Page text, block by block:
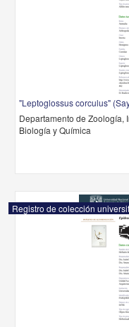
"Leptoglossus corculus"
Departamento de Zoología,
Biología y Química